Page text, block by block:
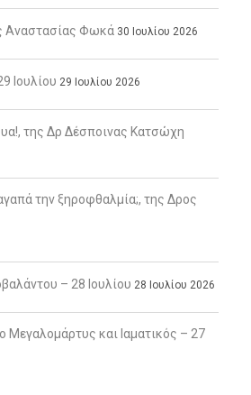
Αναστασίας Φωκά 30 Ιουλίου 2026
Ιουλίου 29 Ιουλίου 2026
της Δρ Δέσποινας Κατσώχη
την ξηροφθαλμία;, της Δρος
– 28 Ιουλίου 28 Ιουλίου 2026
Μεγαλομάρτυς και Ιαματικός – 27